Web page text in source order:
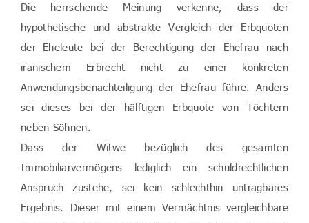
Die herrschende Meinung verkenne, dass der
hypothetische und abstrakte Vergleich der Erbquoten
der Eheleute bei der Berechtigung der Ehefrau nach
iranischem Erbrecht nicht zu einer konkreten
Anwendungsbenachteiligung der Ehefrau führe. Anders
sei dieses bei der hälftigen Erbquote von Töchtern
neben Söhnen.
Dass der Witwe bezüglich des gesamten
Immobiliarvermögens lediglich ein schuldrechtlichen
Anspruch zustehe, sei kein schlechthin untragbares
Ergebnis. Dieser mit einem Vermächtnis vergleichbare